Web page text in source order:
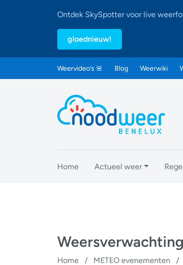
Ontdek SkySpotter voor live
gloednieuw!
Weervideo’s 🚨 Blog Weerwiki
Home Actueel weer
Home / METEO evenementen /